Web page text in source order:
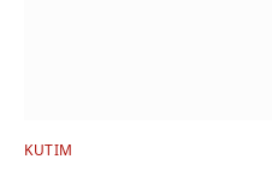
KUTIM